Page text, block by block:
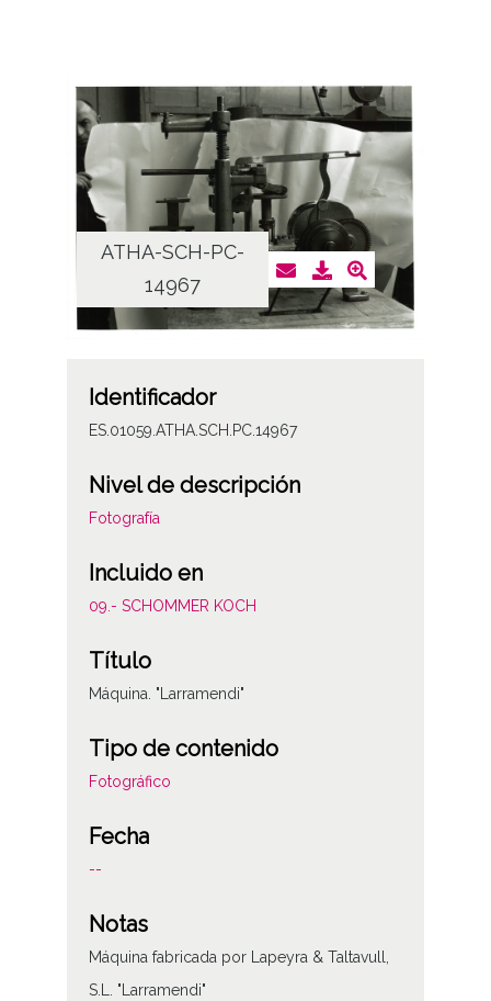
ATHA-SCH-PC-
14967
Identificador
ES.01059.ATHA.SCH.PC.14967
Nivel de descripción
Fotografía
Incluido en
09.- SCHOMMER KOCH
Título
Máquina. "Larramendi"
Tipo de contenido
Fotográfico
Fecha
--
Notas
Máquina fabricada por Lapeyra & Taltavull,
S.L. "Larramendi"